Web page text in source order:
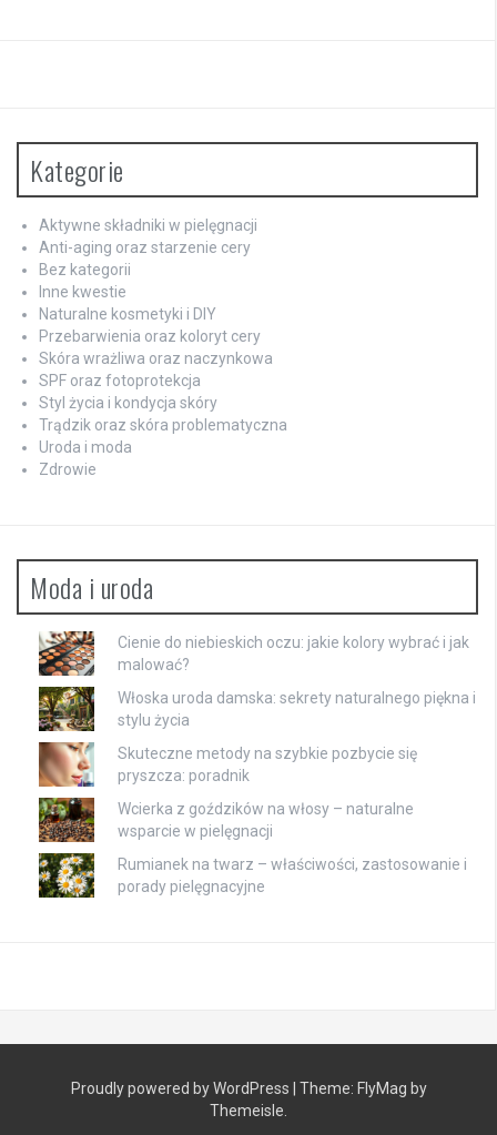
Kategorie
Aktywne składniki w pielęgnacji
Anti-aging oraz starzenie cery
Bez kategorii
Inne kwestie
Naturalne kosmetyki i DIY
Przebarwienia oraz koloryt cery
Skóra wrażliwa oraz naczynkowa
SPF oraz fotoprotekcja
Styl życia i kondycja skóry
Trądzik oraz skóra problematyczna
Uroda i moda
Zdrowie
Moda i uroda
Cienie do niebieskich oczu: jakie kolory wybrać i jak
malować?
Włoska uroda damska: sekrety naturalnego piękna i
stylu życia
Skuteczne metody na szybkie pozbycie się
pryszcza: poradnik
Wcierka z goździków na włosy – naturalne
wsparcie w pielęgnacji
Rumianek na twarz – właściwości, zastosowanie i
porady pielęgnacyjne
Proudly powered by WordPress Theme: FlyMag by
Themeisle.